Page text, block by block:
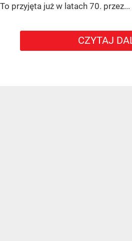
To przyjęta już w latach 70. przez...
CZYTAJ